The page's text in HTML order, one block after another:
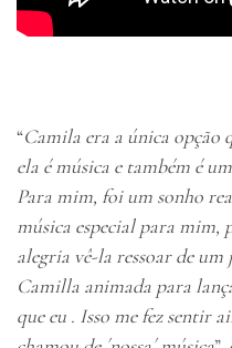
“Camila era a única opção
ela é música e também é
Para mim, foi um sonho
música especial para mim,
alegria vê-la ressoar de
Camilla animada para
que eu . Isso me fez sentir